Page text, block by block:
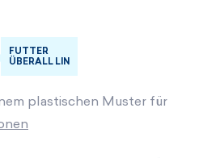
FUTTER
ÜBERALL LIN
plastischen Muster für